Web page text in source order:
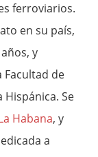
ferroviarios.
en su país,
y
Facultad de
Se
Habana, y
a